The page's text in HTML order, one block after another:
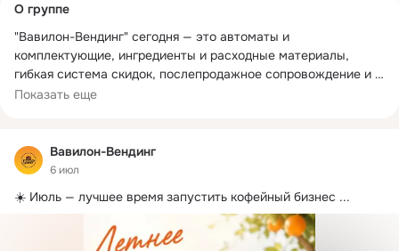
Вавилон-Вендинг
6 июл
☀️ Июль — лучшее время запустить кофейный бизнес ...
колонка
О группе
"Вавилон-Вендинг" сегодня — это автоматы и
комплектующие, ингредиенты и расходные материалы,
гибкая система скидок, послепродажное сопровождение и
гарантийное обслуживание.
представитель бренда JOFEMAR S.A. Дилерская сеть в
более чем 50 городах России и СНГ:
Москва, Санкт-Петербург, Белгород, Владикавказ,
Волгоград, Воронеж, Екатеринбург, Ижевск, Иркутск,
Кабардино-Балкарская республика, Казань, Калининград,
Показать еще